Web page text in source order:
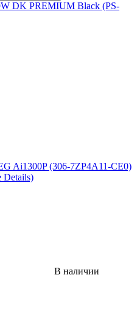
DK PREMIUM Black (PS-
В наличии